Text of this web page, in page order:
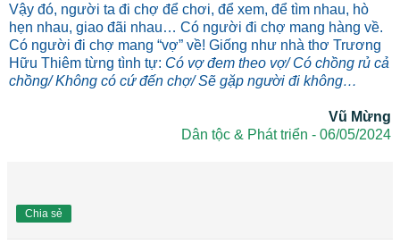
Vậy đó, người ta đi chợ để chơi, để xem, để tìm nhau, hò
hẹn nhau, giao đãi nhau… Có người đi chợ mang hàng về.
Có người đi chợ mang “vợ” về! Giống như nhà thơ Trương
Hữu Thiêm từng tình tự: Có vợ đem theo vợ/ Có chồng rủ cả
chồng/ Không có cứ đến chợ/ Sẽ gặp người đi không…
Vũ Mừng
Dân tộc & Phát triển - 06/05/2024
Chia sẻ